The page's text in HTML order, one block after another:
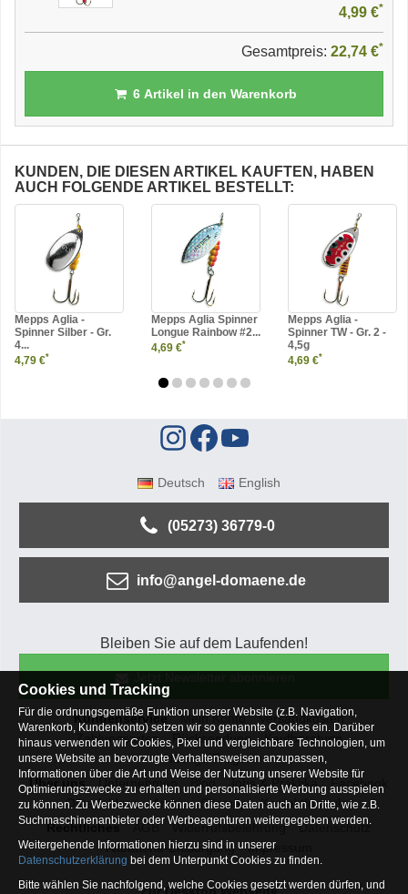
4,99 €*
Gesamtpreis: 22,74 €*
6Artikel in den Warenkorb
KUNDEN, DIE DIESEN ARTIKEL KAUFTEN, HABEN
AUCH FOLGENDE ARTIKEL BESTELLT:
Mepps Aglia -
Spinner Silber - Gr.
4...
4,79 €*
Mepps Aglia Spinner
Longue Rainbow #2...
4,69 €*
Mepps Aglia -
Spinner TW - Gr. 2 -
4,5g
4,69 €*
Deutsch English
(05273) 36779-0
info@angel-domaene.de
Bleiben Sie auf dem Laufenden!
Kundenservice Mein Konto
Versandkosten
Zahlungsarten
Rücksendung
Kaufberatung
Häufige Fragen
Über uns
Unternehmen Blog Jobs & Praktika
Facebook
Osterfeldsee
Archiv Sitemap
Kontaktformular
Rechtliches
AGB Widerrufsbelehrung
Datenschutz
Altbatterie-Entsorgung
Impressum
Zur Desktop Webseite
Cookies und Tracking
Für die ordnungsgemäße Funktion unserer Website (z.B. Navigation,
Warenkorb, Kundenkonto) setzen wir so genannte Cookies ein. Darüber
hinaus verwenden wir Cookies, Pixel und vergleichbare Technologien, um
unsere Website an bevorzugte Verhaltensweisen anzupassen,
Informationen über die Art und Weise der Nutzung unserer Website für
Optimierungszwecke zu erhalten und personalisierte Werbung ausspielen
zu können. Zu Werbezwecke können diese Daten auch an Dritte, wie z.B.
Suchmaschinenanbieter oder Werbeagenturen weitergegeben werden.
Weitergehende Informationen hierzu sind in unserer
Datenschutzerklärung bei dem Unterpunkt Cookies zu finden.
Bitte wählen Sie nachfolgend, welche Cookies gesetzt werden dürfen, und